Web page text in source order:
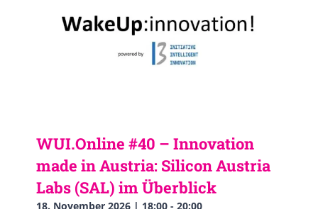
WUI.Online #40 – Innovation
made in Austria: Silicon Austria
Labs (SAL) im Überblick
18. November 2026 | 18:00 - 20:00